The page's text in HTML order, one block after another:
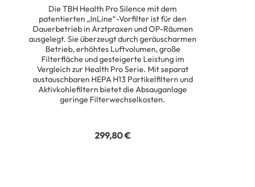
Die TBH Health Pro Silence mit dem
patentierten „InLine“-Vorfilter ist für den
Dauerbetrieb in Arztpraxen und OP-Räumen
ausgelegt. Sie überzeugt durch geräuscharmen
Betrieb, erhöhtes Luftvolumen, große
Filterfläche und gesteigerte Leistung im
Vergleich zur Health Pro Serie. Mit separat
austauschbaren HEPA H13 Partikelfiltern und
Aktivkohlefiltern bietet die Absauganlage
geringe Filterwechselkosten.
299,80€